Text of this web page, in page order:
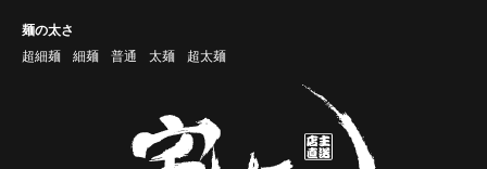
麺の太さ
超細麺
細麺 普通 太麺 超太麺